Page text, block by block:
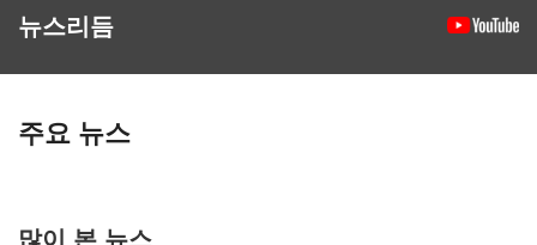
뉴스리듬
주요 뉴스
많이 본 뉴스